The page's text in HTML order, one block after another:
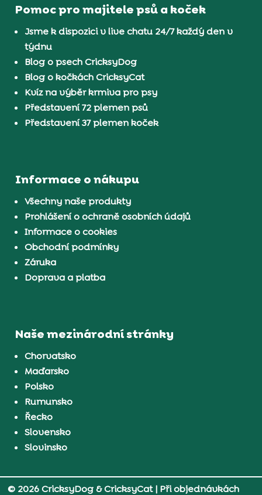
Pomoc pro majitele psů a koček
Jsme k dispozici v live chatu 24/7 každý den v
týdnu
Blog o psech CricksyDog
Blog o kočkách CricksyCat
Kvíz na výběr krmiva pro psy
Představení 72 plemen psů
Představení 37 plemen koček
Informace o nákupu
Všechny naše produkty
Prohlášení o ochraně osobních údajů
Informace o cookies
Obchodní podmínky
Záruka
Doprava a platba
Naše mezinárodní stránky
Chorvatsko
Maďarsko
Polsko
Rumunsko
Řecko
Slovensko
Slovinsko
© 2026 CricksyDog & CricksyCat| Při objednávkách